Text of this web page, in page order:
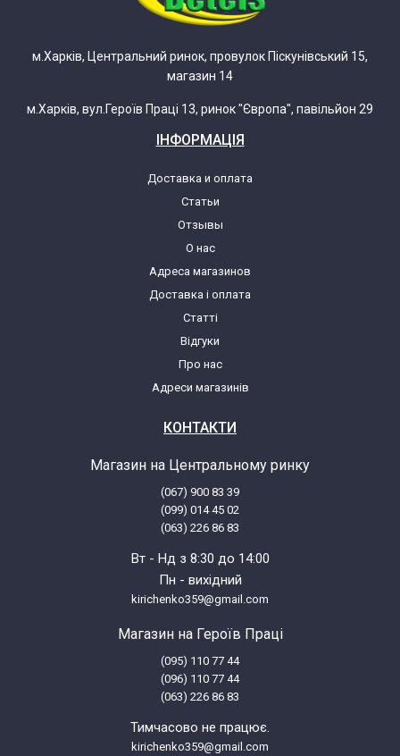
AEG LAV961 (605632034 00)
AEG LAV961 W (605632035 00)
AEG LAV971 (605631058 00)
AEG LAV971 (605632018 00)
AEG LAV971 WS (605632019 00)
AEG LAV971W (605631059 00)
AEG LAV976 W (605631093 00)
AEG LAV976 W (605631094 00)
AEG LAV981 (605631050 00)
AEG LAV981 W (605631051 00)
AEG LAVBELLA 1000 (605631090 00)
AEG LAVCARAT 1005 (605631060 00)
м.Харків, Центральний ринок, провулок Піскунівський 15,
магазин 14
м.Харків, вул.Героїв Праці 13, ринок "Європа", павільйон 29
ІНФОРМАЦІЯ
Доставка и оплата
Статьи
Отзывы
О нас
Адреса магазинов
Доставка і оплата
Статті
Відгуки
Про нас
Адреси магазинів
КОНТАКТИ
Магазин на Центральному ринку
(067) 900 83 39
(099) 014 45 02
(063) 226 86 83
Вт - Нд з 8:30 до 14:00
Пн - вихідний
kirichenko359@gmail.com
Магазин на Героїв Праці
(095) 110 77 44
(096) 110 77 44
(063) 226 86 83
Тимчасово не працює.
kirichenko359@gmail.com